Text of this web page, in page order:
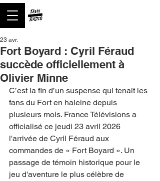
Fort Boyard : Cyril Féraud
succède officiellement à
Olivier Minne
23 avr.
C’est la fin d’un suspense qui tenait les
fans du Fort en haleine depuis
plusieurs mois. France Télévisions a
officialisé ce jeudi 23 avril 2026
l'arrivée de Cyril Féraud aux
commandes de « Fort Boyard ». Un
passage de témoin historique pour le
jeu d'aventure le plus célèbre de